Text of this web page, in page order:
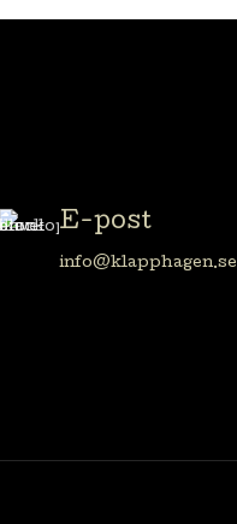
E-post
info@klapphagen.se